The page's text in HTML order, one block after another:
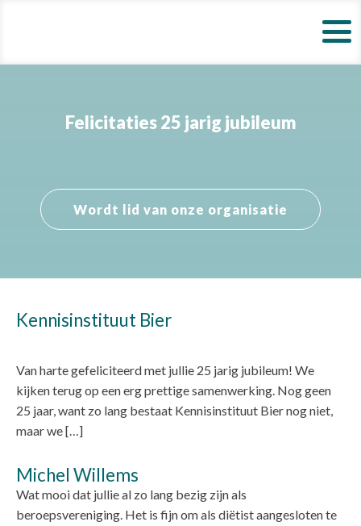
Felicitaties 25 jarig jubileum
Wordt lid van onze organisatie
Kennisinstituut Bier
Van harte gefeliciteerd met jullie 25 jarig jubileum! We
kijken terug op een erg prettige samenwerking. Nog geen
25 jaar, want zo lang bestaat Kennisinstituut Bier nog niet,
maar we […]
Michel Willems
Wat mooi dat jullie al zo lang bezig zijn als
beroepsvereniging. Het is fijn om als diëtist aangesloten te